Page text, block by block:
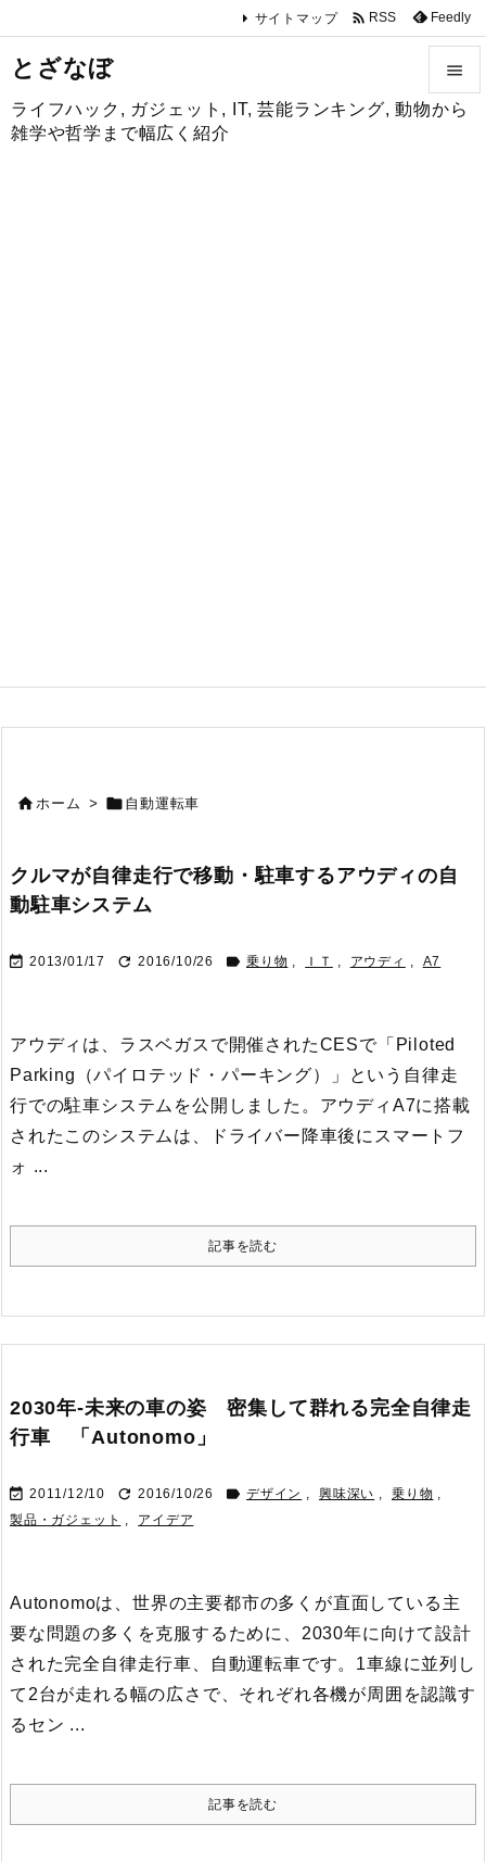
とざなぼ
ライフハック, ガジェット, IT, 芸能ランキング, 動物から
雑学や哲学まで幅広く紹介


サイトマップ  RSS Feedly
ホーム >  自動運転車
クルマが自律走行で移動・駐車するアウディの自
動駐車システム
 2013/01/17  2016/10/26  乗り物 , ＩＴ , アウディ , A7
アウディは、ラスベガスで開催されたCESで「Piloted
Parking（パイロテッド・パーキング）」という自律走
行での駐車システムを公開しました。 アウディA7に搭載
されたこのシステムは、ドライバー降車後にスマートフ
ォ ...
記事を読む
2030年-未来の車の姿 密集して群れる完全自律走
行車 「Autonomo」
 2011/12/10  2016/10/26  デザイン , 興味深い , 乗り物 ,
製品・ガジェット , アイデア
Autonomoは、世界の主要都市の多くが直面している主
要な問題の多くを克服するために、2030年に向けて設計
された完全自律走行車、自動運転車です。 1車線に並列し
て2台が走れる幅の広さで、それぞれ各機が周囲を認識す
るセン ...
記事を読む